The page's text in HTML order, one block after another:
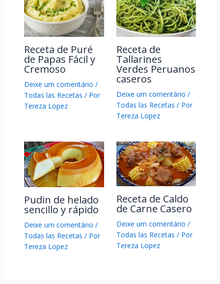
Receta de Puré
de Papas Fácil y
Cremoso
Deixe um comentário /
Todas las Recetas / Por
Tereza Lopez
Receta de
Tallarines
Verdes Peruanos
caseros
Deixe um comentário /
Todas las Recetas / Por
Tereza Lopez
Pudin de helado
sencillo y rápido
Deixe um comentário /
Todas las Recetas / Por
Tereza Lopez
Receta de Caldo
de Carne Casero
Deixe um comentário /
Todas las Recetas / Por
Tereza Lopez